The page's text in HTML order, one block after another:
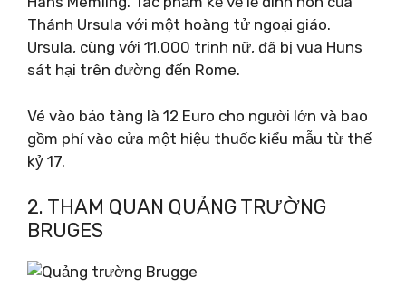
Thánh Ursula với một hoàng tử ngoại giáo.
Ursula, cùng với 11.000 trinh nữ, đã bị vua Huns
sát hại trên đường đến Rome.
Vé vào bảo tàng là 12 Euro cho người lớn và bao
gồm phí vào cửa một hiệu thuốc kiểu mẫu từ thế
kỷ 17.
2. THAM QUAN QUẢNG TRƯỜNG
BRUGES